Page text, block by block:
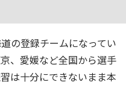
の登録チームになってい
、愛媛など全国から選手
は十分にできないまま本